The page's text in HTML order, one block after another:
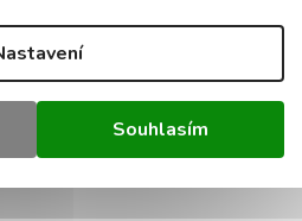
Souhlasím
Náš LED světlomet
pohybový senzor (není
umožňuje automatické
pohybu, což je ideální